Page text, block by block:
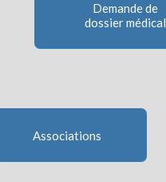
Demande de
dossier médical
Associations